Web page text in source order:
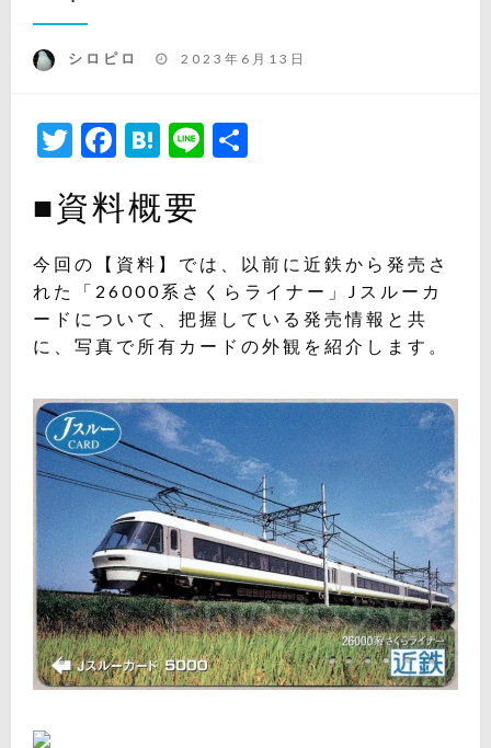
シロピロ
投
2023年6月13日
Twitter
Facebook
Hatena
Line
■資料概要
今回の【資料】では、以前に近鉄から発売さ
れた「26000系さくらライナー」Jスルーカ
ードについて、把握している発売情報と共
に、写真で所有カードの外観を紹介します。